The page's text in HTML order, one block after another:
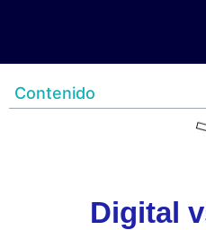
Contenido
Digital